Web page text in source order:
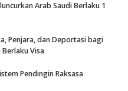
Arab Saudi Berlaku 1
Penjara, dan Deportasi bagi
Visa
Pendingin Raksasa